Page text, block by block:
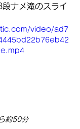
段ナメ滝のスライ
video/ad7
約50分